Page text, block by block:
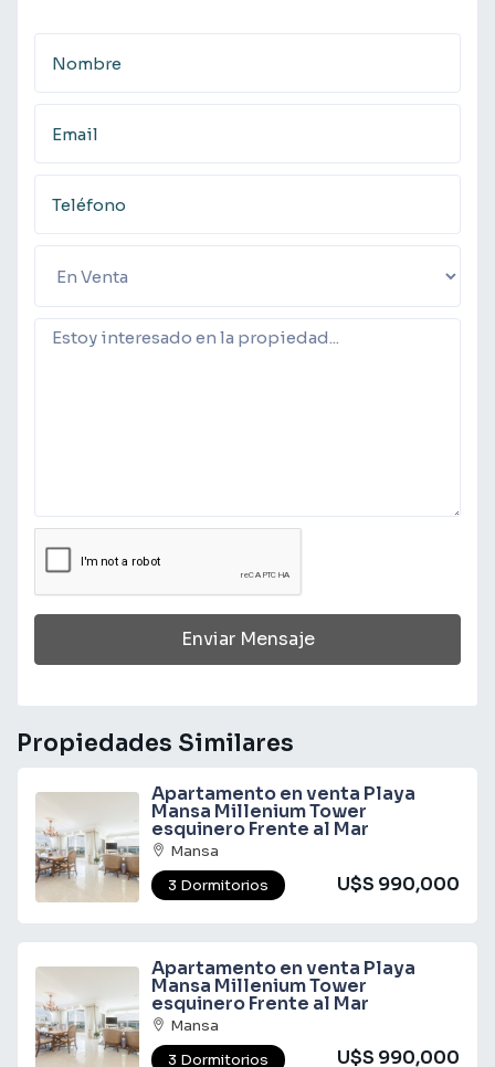
Enviar Mensaje
Propiedades Similares
Apartamento en venta Playa
Mansa Millenium Tower
esquinero Frente al Mar
Mansa
3 Dormitorios
U$S 990,000
Apartamento en venta Playa
Mansa Millenium Tower
esquinero Frente al Mar
Mansa
3 Dormitorios
U$S 990,000